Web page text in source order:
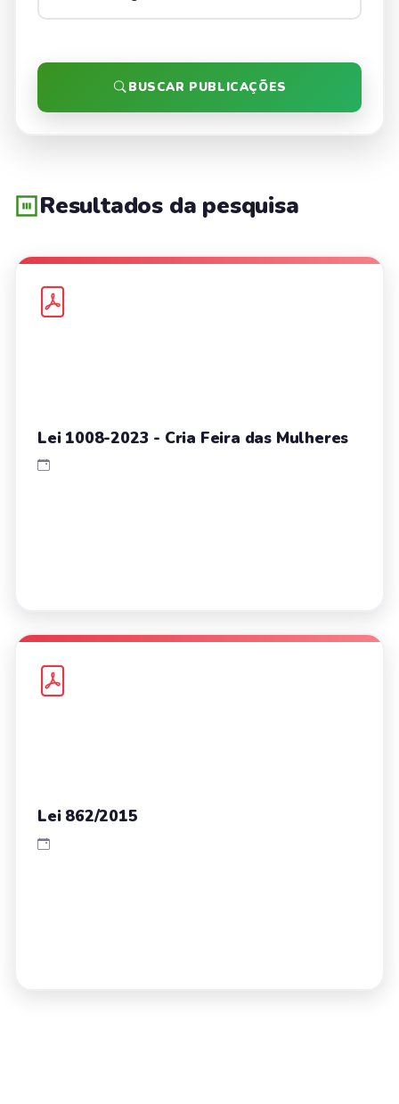
BUSCAR PUBLICAÇÕES
Resultados da pesquisa
Lei 1008-2023 - Cria Feira das Mulheres
Lei 862/2015